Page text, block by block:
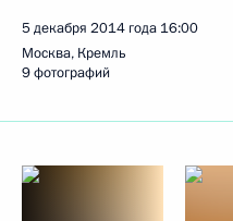
5 декабря 2014 года 16:00
Москва, Кремль
9 фотографий